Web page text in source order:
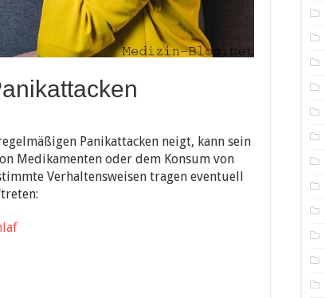
Panikattacken neigt, kann sein
Medikamenten oder dem Konsum von
Verhaltensweisen tragen eventuell